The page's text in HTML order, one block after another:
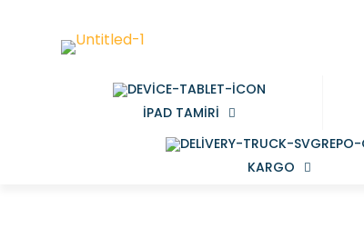
IPAD TAMIRI
KARGO